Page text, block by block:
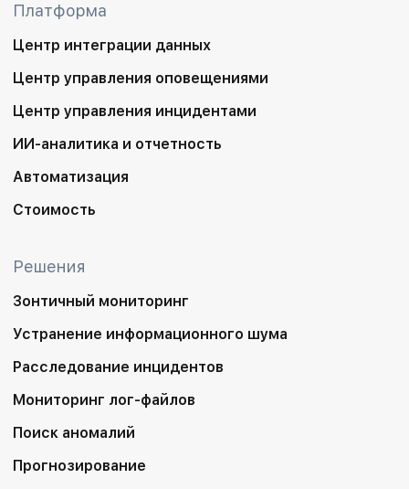
Платформа
Центр интеграции данных
Центр управления оповещениями
Центр управления инцидентами
ИИ-аналитика и отчетность
Автоматизация
Стоимость
Решения
Зонтичный мониторинг
Устранение информационного шума
Расследование инцидентов
Мониторинг лог-файлов
Поиск аномалий
Прогнозирование